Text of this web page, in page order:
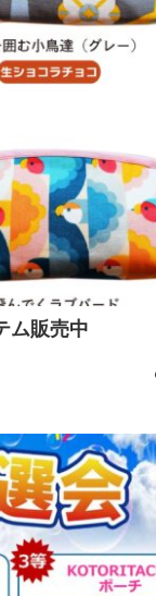
ム販売中